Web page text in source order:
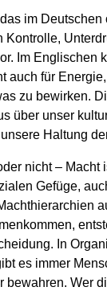
im
Kontrolle,
Im Englischen
auch für
zu bewirken.
über unser
Haltung
nicht – Macht
Gefüge,
In
es immer
bewahren. Wer